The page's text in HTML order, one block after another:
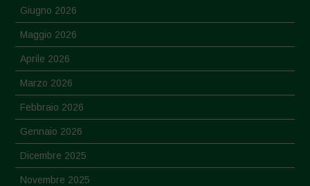
Giugno 2026
Maggio 2026
Aprile 2026
Marzo 2026
Febbraio 2026
Gennaio 2026
Dicembre 2025
Novembre 2025